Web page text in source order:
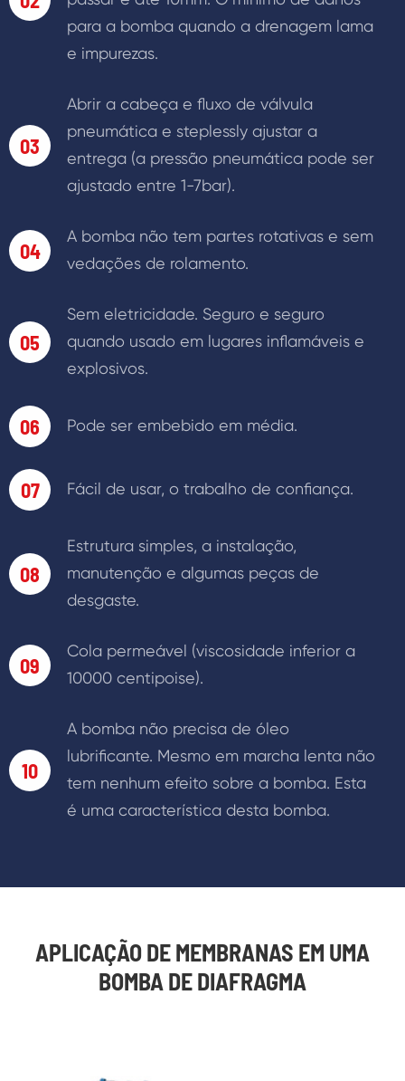
para a bomba quando a drenagem lama
e impurezas.
03
Abrir a cabeça e fluxo de válvula
pneumática e steplessly ajustar a
entrega (a pressão pneumática pode ser
ajustado entre 1-7bar).
04
A bomba não tem partes rotativas e sem
vedações de rolamento.
05
Sem eletricidade. Seguro e seguro
quando usado em lugares inflamáveis e
explosivos.
06 Pode ser embebido em média.
07 Fácil de usar, o trabalho de confiança.
08
Estrutura simples, a instalação,
manutenção e algumas peças de
desgaste.
09
Cola permeável (viscosidade inferior a
10000 centipoise).
10
A bomba não precisa de óleo
lubrificante. Mesmo em marcha lenta não
tem nenhum efeito sobre a bomba. Esta
é uma característica desta bomba.
APLICAÇÃO DE MEMBRANAS EM UMA
BOMBA DE DIAFRAGMA